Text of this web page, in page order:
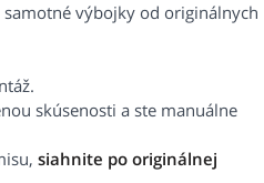
samotné výbojky od originálnych
skúsenosti a ste manuálne
siahnite po originálnej